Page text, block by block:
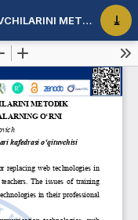
BO‘LAJAK INFORMATIKA O‘QITUVCHILARINI METODIK TAYYORLASHDA WEB TEXNOLOGIYALARNING O‘RNI